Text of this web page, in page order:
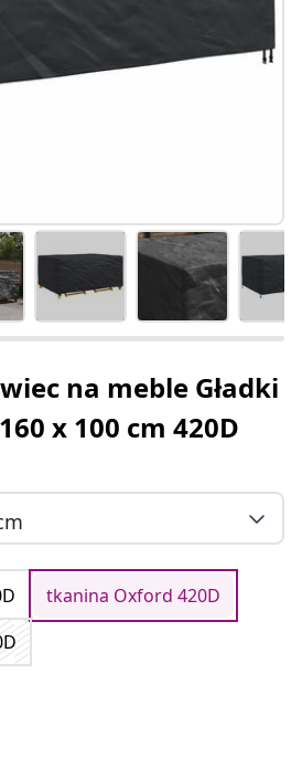
na meble Gładki
x 100 cm 420D
tkanina Oxford 420D